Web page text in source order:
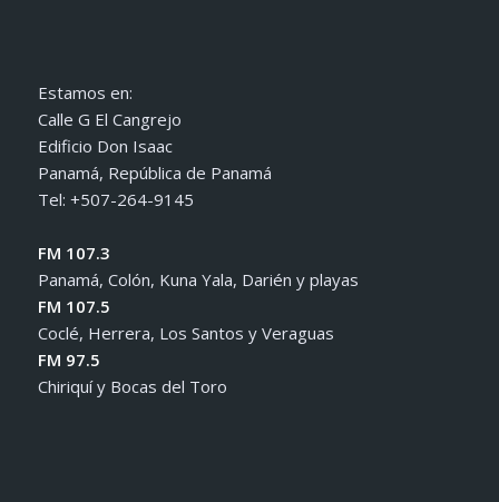
Estamos en:
Calle G El Cangrejo
Edificio Don Isaac
Panamá, República de Panamá
Tel: +507-264-9145
FM 107.3
Panamá, Colón, Kuna Yala, Darién y playas
FM 107.5
Coclé, Herrera, Los Santos y Veraguas
FM 97.5
Chiriquí y Bocas del Toro